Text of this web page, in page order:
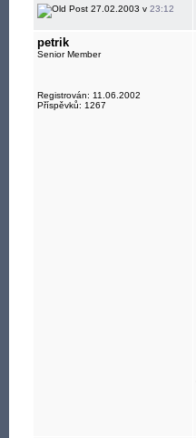
27.02.2003 v 23:12
petrik
Senior Member
Registrován: 11.06.2002
Příspěvků: 1267